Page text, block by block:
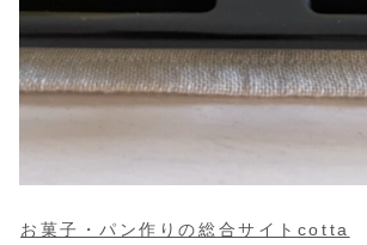
お菓子・パン作りの総合サイトcotta